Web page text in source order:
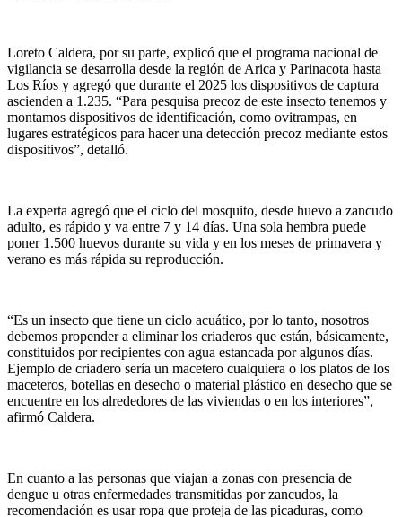
Loreto Caldera, por su parte, explicó que el programa nacional de
vigilancia se desarrolla desde la región de Arica y Parinacota hasta
Los Ríos y agregó que durante el 2025 los dispositivos de captura
ascienden a 1.235. “Para pesquisa precoz de este insecto tenemos y
montamos dispositivos de identificación, como ovitrampas, en
lugares estratégicos para hacer una detección precoz mediante estos
dispositivos”, detalló.
La experta agregó que el ciclo del mosquito, desde huevo a zancudo
adulto, es rápido y va entre 7 y 14 días. Una sola hembra puede
poner 1.500 huevos durante su vida y en los meses de primavera y
verano es más rápida su reproducción.
“Es un insecto que tiene un ciclo acuático, por lo tanto, nosotros
debemos propender a eliminar los criaderos que están, básicamente,
constituidos por recipientes con agua estancada por algunos días.
Ejemplo de criadero sería un macetero cualquiera o los platos de los
maceteros, botellas en desecho o material plástico en desecho que se
encuentre en los alrededores de las viviendas o en los interiores”,
afirmó Caldera.
En cuanto a las personas que viajan a zonas con presencia de
dengue u otras enfermedades transmitidas por zancudos, la
recomendación es usar ropa que proteja de las picaduras, como